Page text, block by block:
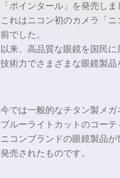
「ポインタール」を発売しま
これはニコン初のカメラ 「
前でした。
以来、 高品質な眼鏡を国民に
技術力でさまざまな眼鏡製品
今では一般的なチタン製メガ
ブルーライトカットのコーテ
ニコンブランドの眼鏡製品が
発売された ものです。